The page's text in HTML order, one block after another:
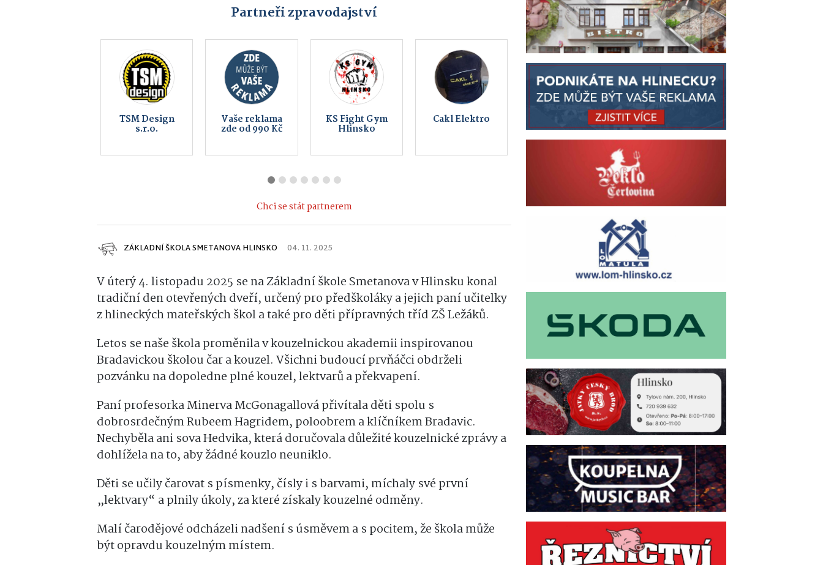
Partneři zpravodajství
EDERA Group
a.s.
Sportovní
střelnice
Multifunkční
centrum
HUKY s.r.o.
Chci se stát partnerem
ZÁKLADNÍ ŠKOLA SMETANOVA HLINSKO 04. 11. 2025
V úterý 4. listopadu 2025 se na Základní škole Smetanova v Hlinsku konal
tradiční den otevřených dveří, určený pro předškoláky a jejich paní učitelky
z hlineckých mateřských škol a také pro děti přípravných tříd ZŠ Ležáků.
Letos se naše škola proměnila v kouzelnickou akademii inspirovanou
Bradavickou školou čar a kouzel. Všichni budoucí prvňáčci obdrželi
pozvánku na dopoledne plné kouzel, lektvarů a překvapení.
Paní profesorka Minerva McGonagallová přivítala děti spolu s
dobrosrdečným Rubeem Hagridem, poloobrem a klíčníkem Bradavic.
Nechyběla ani sova Hedvika, která doručovala důležité kouzelnické zprávy a
dohlížela na to, aby žádné kouzlo neuniklo.
Děti se učily čarovat s písmenky, čísly i s barvami, míchaly své první
„lektvary“ a plnily úkoly, za které získaly kouzelné odměny.
Malí čarodějové odcházeli nadšení s úsměvem a s pocitem, že škola může
být opravdu kouzelným místem.